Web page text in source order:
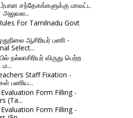
சந்தேகங்களுக்கு மாவட்ட
அலுவல...
For Tamilnadu Govt
ஆசிரியர் பணி -
Select...
நல்லாசிரியர் விருது பெற்ற
ம...
Staff Fixation -
பணிய...
Form Filling -
(Ta...
Form Filling -